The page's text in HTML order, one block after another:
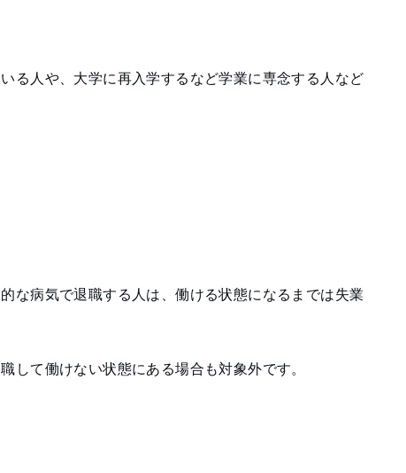
る人や、大学に再入学するなど学業に専念する人など
な病気で退職する人は、働ける状態になるまでは失業
して働けない状態にある場合も対象外です。